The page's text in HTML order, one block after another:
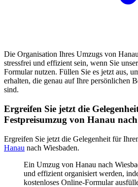
Die Organisation Ihres Umzugs von
stressfrei und effizient sein, wenn Sie
Formular nutzen. Füllen Sie es jetzt aus,
erhalten, die genau auf Ihre persönlichen
sind.
Ergreifen Sie jetzt die
Festpreisumzug von Hanau
Ergreifen Sie jetzt die Gelegenheit für
Hanau nach Wiesbaden.
Ein Umzug von Hanau nach
und effizient organisiert werden,
kostenloses Online-Formular